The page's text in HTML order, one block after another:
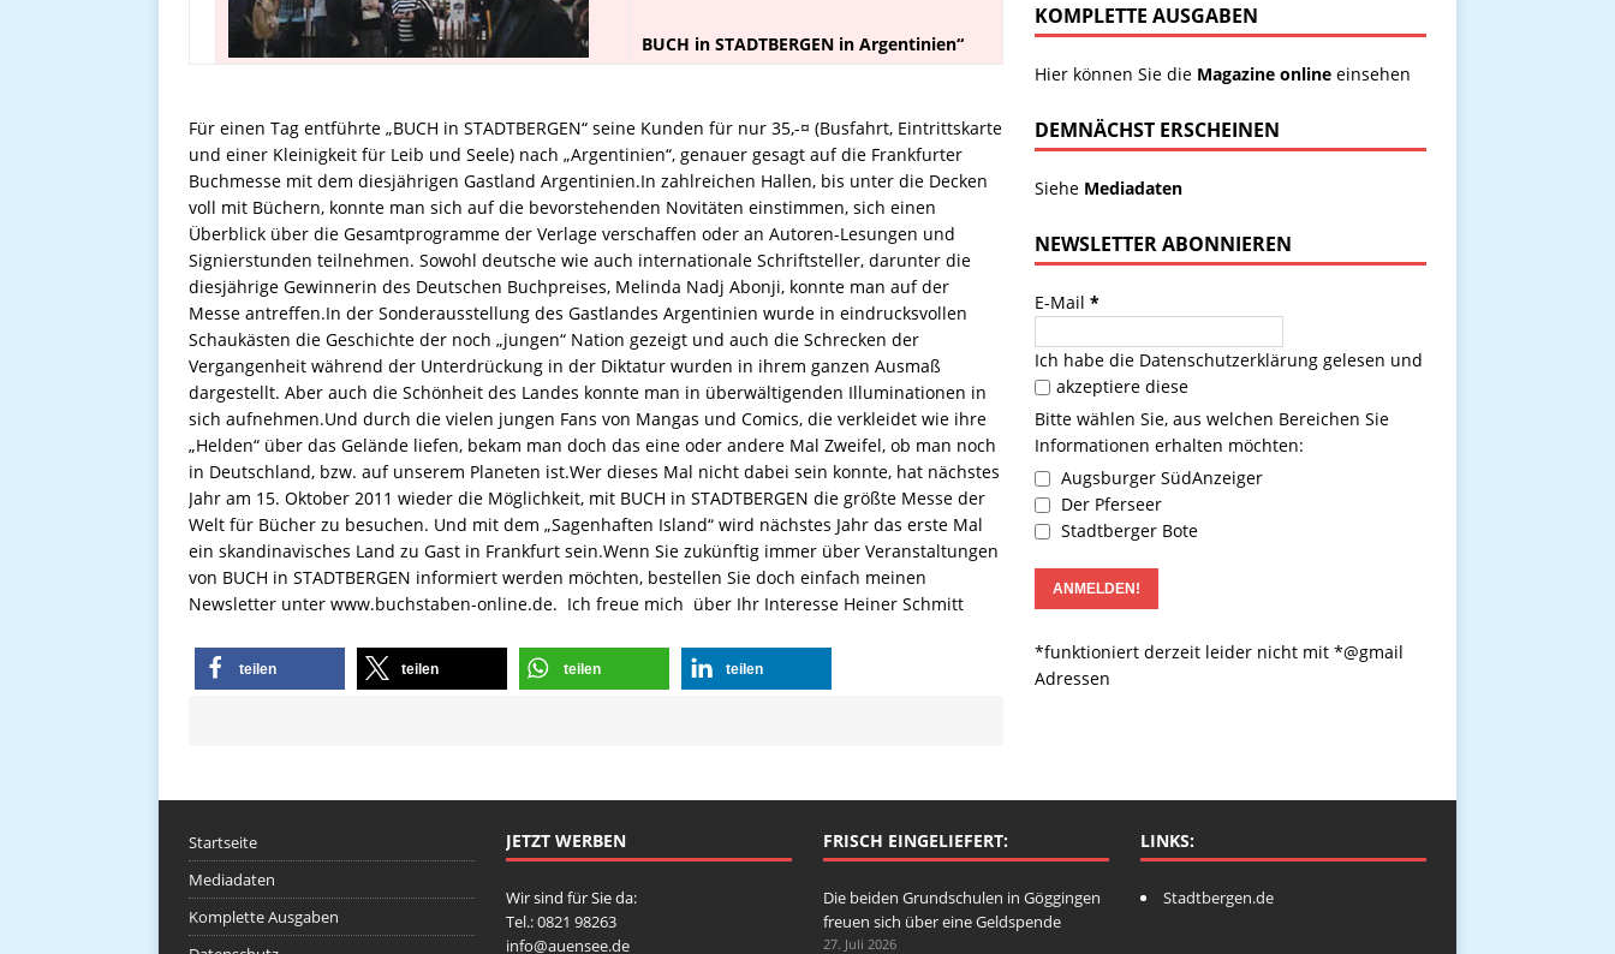
BUCH in STADTBERGEN in Argentinien“
Für einen Tag entführte „BUCH in STADTBERGEN“ seine Kunden für nur 35,-¤ (Busfahrt, Eintrittskarte
und einer Kleinigkeit für Leib und Seele) nach „Argentinien“, genauer gesagt auf die Frankfurter
Buchmesse mit dem diesjährigen Gastland Argentinien.In zahlreichen Hallen, bis unter die Decken
voll mit Büchern, konnte man sich auf die bevorstehenden Novitäten einstimmen, sich einen
Überblick über die Gesamtprogramme der Verlage verschaffen oder an Autoren-Lesungen und
Signierstunden teilnehmen. Sowohl deutsche wie auch internationale Schriftsteller, darunter die
diesjährige Gewinnerin des Deutschen Buchpreises, Melinda Nadj Abonji, konnte man auf der
Messe antreffen.In der Sonderausstellung des Gastlandes Argentinien wurde in eindrucksvollen
Schaukästen die Geschichte der noch „jungen“ Nation gezeigt und auch die Schrecken der
Vergangenheit während der Unterdrückung in der Diktatur wurden in ihrem ganzen Ausmaß
dargestellt. Aber auch die Schönheit des Landes konnte man in überwältigenden Illuminationen in
sich aufnehmen.Und durch die vielen jungen Fans von Mangas und Comics, die verkleidet wie ihre
„Helden“ über das Gelände liefen, bekam man doch das eine oder andere Mal Zweifel, ob man noch
in Deutschland, bzw. auf unserem Planeten ist.Wer dieses Mal nicht dabei sein konnte, hat nächstes
Jahr am 15. Oktober 2011 wieder die Möglichkeit, mit BUCH in STADTBERGEN die größte Messe der
Welt für Bücher zu besuchen. Und mit dem „Sagenhaften Island“ wird nächstes Jahr das erste Mal
ein skandinavisches Land zu Gast in Frankfurt sein.Wenn Sie zukünftig immer über Veranstaltungen
von BUCH in STADTBERGEN informiert werden möchten, bestellen Sie doch einfach meinen
Newsletter unter www.buchstaben-online.de. Ich freue mich über Ihr Interesse Heiner Schmitt
teilen teilen teilen teilen
KOMPLETTE AUSGABEN
Hier können Sie die Magazine onlineeinsehen
DEMNÄCHST ERSCHEINEN
Siehe Mediadaten
NEWSLETTER ABONNIEREN
E-Mail *
Ich habe die Datenschutzerklärunggelesen und
akzeptiere diese
Bitte wählen Sie, aus welchen Bereichen Sie
Informationen erhalten möchten:
Augsburger SüdAnzeiger
Der Pferseer
Stadtberger Bote
*funktioniert derzeit leider nicht mit *@gmail
Adressen
Startseite
Mediadaten
Komplette Ausgaben
JETZT WERBEN
Wir sind für Sie da:
Tel.: 0821 98263
info@auensee.de
FRISCH EINGELIEFERT:
Die beiden Grundschulen in Göggingen
freuen sich über eine Geldspende
27. Juli 2026
LINKS:
Stadtbergen.de